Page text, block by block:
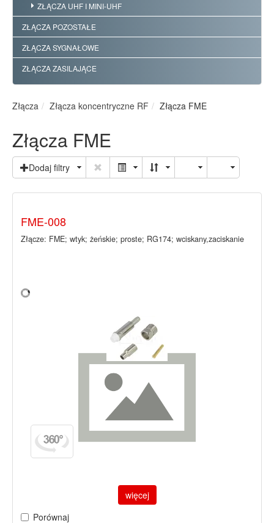
ZŁĄCZA UHF I MINI-UHF
ZŁĄCZA POZOSTAŁE
ZŁĄCZA SYGNAŁOWE
ZŁĄCZA ZASILAJĄCE
Złącza Złącza koncentryczne RF Złącza FME
Złącza FME
Dodaj filtry
FME-008
Złącze: FME; wtyk; żeńskie; proste; RG174; wciskany,zaciskanie
więcej
Porównaj